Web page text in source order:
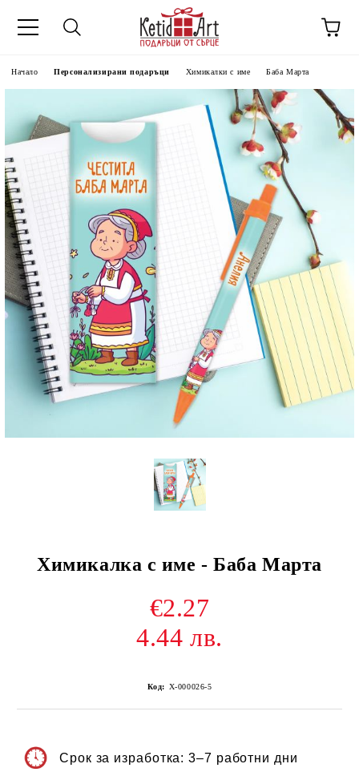
Начало Персонализирани подаръци Химикалки с име Баба Марта
Химикалка с име - Баба Марта
€2.27
4.44 лв.
Код: Х-000026-5
Срок за изработка: 3–7 работни дни